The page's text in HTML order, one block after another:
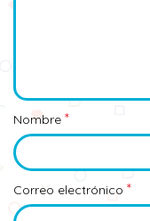
Nombre *
Correo electrónico *